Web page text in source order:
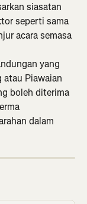
siasatan
seperti sama
acara semasa
yang
atau Piawaian
boleh diterima
dalam